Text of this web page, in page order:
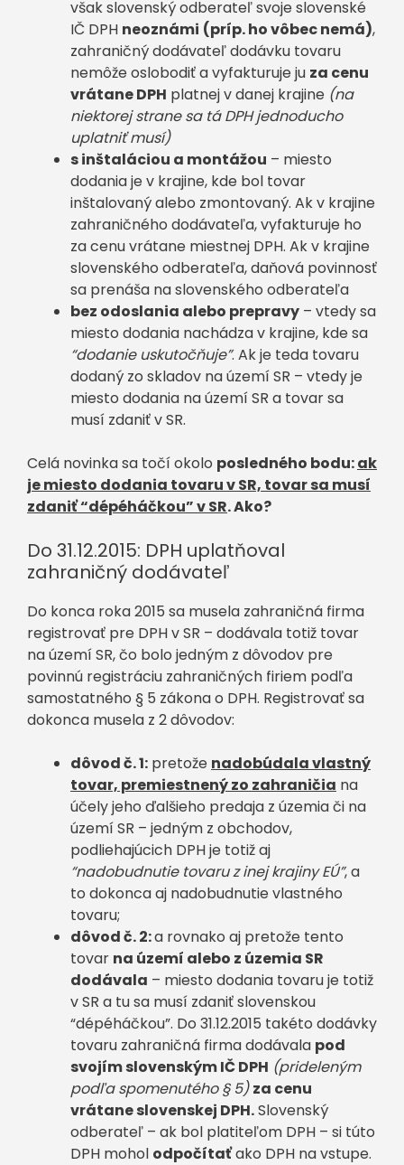
však slovenský odberateľ svoje slovenské
IČ DPH neoznámi (príp. ho vôbec nemá),
zahraničný dodávateľ dodávku tovaru
nemôže oslobodiť a vyfakturuje ju za cenu
vrátane DPH platnej v danej krajine (na
niektorej strane sa tá DPH jednoducho
uplatniť musí)
s inštaláciou a montážou – miesto
dodania je v krajine, kde bol tovar
inštalovaný alebo zmontovaný. Ak v krajine
zahraničného dodávateľa, vyfakturuje ho
za cenu vrátane miestnej DPH. Ak v krajine
slovenského odberateľa, daňová povinnosť
sa prenáša na slovenského odberateľa
bez odoslania alebo prepravy – vtedy sa
miesto dodania nachádza v krajine, kde sa
“dodanie uskutočňuje”. Ak je teda tovaru
dodaný zo skladov na území SR – vtedy je
miesto dodania na území SR a tovar sa
musí zdaniť v SR.
Celá novinka sa točí okolo posledného bodu:ak
je miesto dodania tovaru v SR, tovar sa musí
zdaniť “dépéháčkou” v SR. Ako?
Do 31.12.2015: DPH uplatňoval
zahraničný dodávateľ
Do konca roka 2015 sa musela zahraničná firma
registrovať pre DPH v SR – dodávala totiž tovar
na území SR, čo bolo jedným z dôvodov pre
povinnú registráciu zahraničných firiem podľa
samostatného § 5 zákona o DPH. Registrovať sa
dokonca musela z 2 dôvodov:
dôvod č. 1: pretože nadobúdala vlastný
tovar, premiestnený zo zahraničia na
účely jeho ďalšieho predaja z územia či na
území SR – jedným z obchodov,
podliehajúcich DPH je totiž aj
“nadobudnutie tovaru z inej krajiny EÚ”, a
to dokonca aj nadobudnutie vlastného
tovaru;
dôvod č. 2:a rovnako aj pretože tento
tovar na území alebo z územia SR
dodávala – miesto dodania tovaru je totiž
v SR a tu sa musí zdaniť slovenskou
“dépéháčkou”. Do 31.12.2015 takéto dodávky
tovaru zahraničná firma dodávala pod
svojím slovenským IČ DPH (prideleným
podľa spomenutého § 5) za cenu
vrátane slovenskej DPH.Slovenský
odberateľ – ak bol platiteľom DPH – si túto
DPH mohol odpočítaťako DPH na vstupe.